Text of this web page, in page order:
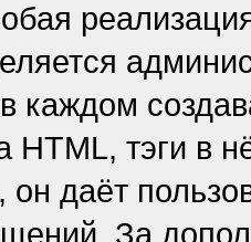
в каждом
HTML, тэги в
он даёт
За